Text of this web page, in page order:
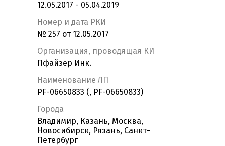
12.05.2017 - 05.04.2019
Номер и дата РКИ
№ 257 от 12.05.2017
Организация, проводящая КИ
Пфайзер Инк.
Наименование ЛП
PF-06650833 (, PF-06650833)
Города
Владимир, Казань, Москва,
Новосибирск, Рязань, Санкт-
Петербург